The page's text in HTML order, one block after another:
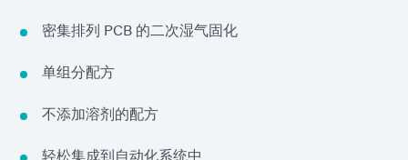
密集排列 PCB 的二次湿气固化
单组分配方
不添加溶剂的配方
轻松集成到自动化系统中